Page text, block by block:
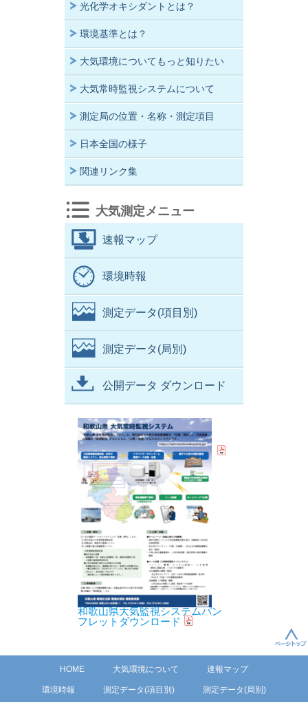
光化学オキシダントとは？
環境基準とは？
大気環境についてもっと知りたい
大気常時監視システムについて
測定局の位置・名称・測定項目
日本全国の様子
関連リンク集
大気測定メニュー
速報マップ
環境時報
測定データ(項目別)
測定データ(局別)
公開データ ダウンロード
和歌山県大気監視システムパン
フレットダウンロード
HOME 大気環境について 速報マップ
環境時報 測定データ(項目別) 測定データ(局別)